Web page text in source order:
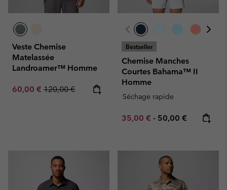
Veste Chemise
Matelassée
Landroamer™ Homme
Sale price:
60,00 € Regular price:
120,00 €
Bestseller
Chemise Manches
Courtes Bahama™ II
Homme
Séchage rapide
Minimum sale price:
35,00 € - Maximum price:
50,00 €